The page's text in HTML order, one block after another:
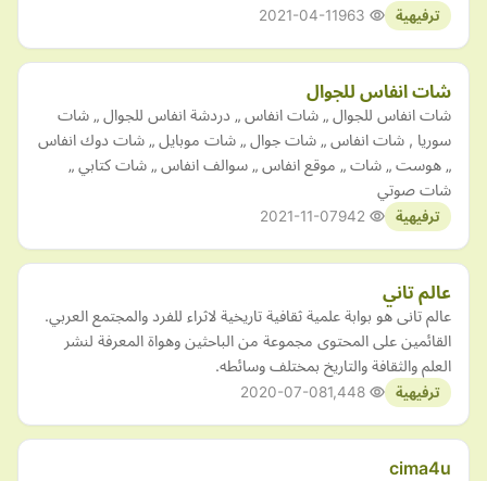
ترفيهية 2021-04-11
شات انفاس للجوال
شات انفاس للجوال „ شات انفاس „ دردشة انفاس للجوال „ شات
سوريا , شات انفاس „ شات جوال „ شات موبايل „ شات دوك انفاس
„ هوست „ شات „ موقع انفاس „ سوالف انفاس „ شات كتابي „
شات صوتي
ترفيهية 2021-11-07
عالم تاني
عالم تانى هو بوابة علمية ثقافية تاريخية لاثراء للفرد والمجتمع العربي.
القائمين على المحتوى مجموعة من الباحثين وهواة المعرفة لنشر
العلم والثقافة والتاريخ بمختلف وسائطه.
ترفيهية 2020-07-08
cima4u